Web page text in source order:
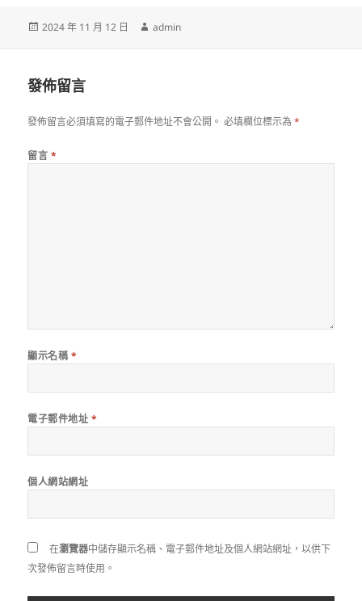
發
2024 年 11 月 12 日
作
admin
發佈留言
發佈留言必須填寫的電子郵件地址不會公開。 必填欄位標示為*
留言 *
顯示名稱 *
電子郵件地址 *
個人網站網址
在瀏覽器中儲存顯示名稱、電子郵件地址及個人網站網址，以供下
次發佈留言時使用。